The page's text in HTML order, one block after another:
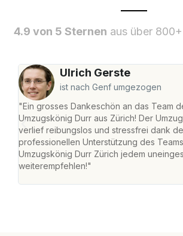
4.9 von 5 Sternen aus über
Ulrich Gerste
ist nach Genf umgezogen
"Ein grosses Dankeschön an das Team
Umzugskönig Durr aus Zürich! Der
verlief reibungslos und stressfrei dank
professionellen Unterstützung des
Umzugskönig Durr Zürich jedem
weiterempfehlen!"